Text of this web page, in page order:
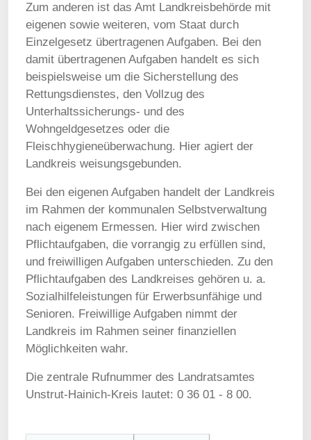
Zum anderen ist das Amt Landkreisbehörde mit
eigenen sowie weiteren, vom Staat durch
Einzelgesetz übertragenen Aufgaben. Bei den
damit übertragenen Aufgaben handelt es sich
beispielsweise um die Sicherstellung des
Rettungsdienstes, den Vollzug des
Unterhaltssicherungs- und des
Wohngeldgesetzes oder die
Fleischhygieneüberwachung. Hier agiert der
Landkreis weisungsgebunden.
Bei den eigenen Aufgaben handelt der Landkreis
im Rahmen der kommunalen Selbstverwaltung
nach eigenem Ermessen. Hier wird zwischen
Pflichtaufgaben, die vorrangig zu erfüllen sind,
und freiwilligen Aufgaben unterschieden. Zu den
Pflichtaufgaben des Landkreises gehören u. a.
Sozialhilfeleistungen für Erwerbsunfähige und
Senioren. Freiwillige Aufgaben nimmt der
Landkreis im Rahmen seiner finanziellen
Möglichkeiten wahr.
Die zentrale Rufnummer des Landratsamtes
Unstrut-Hainich-Kreis lautet: 0 36 01 - 8 00.